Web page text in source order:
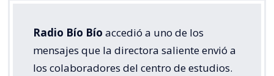
Radio Bío Bío accedió a uno de los
mensajes que la directora saliente envió a
los colaboradores del centro de estudios.